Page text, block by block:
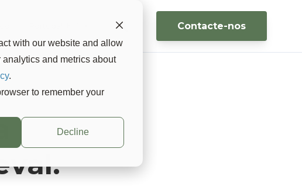
with our website and allow
and metrics about
.
to remember your
Decline
Contacte-nos